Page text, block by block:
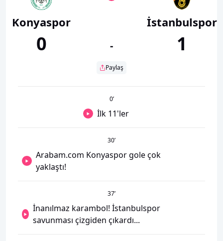
Konyaspor
0 -
Paylaş
İstanbulspor
1
0’
İlk 11'ler
30’
Arabam.com Konyaspor gole çok
yaklaştı!
37’
İnanılmaz karambol! İstanbulspor
savunması çizgiden çıkardı...